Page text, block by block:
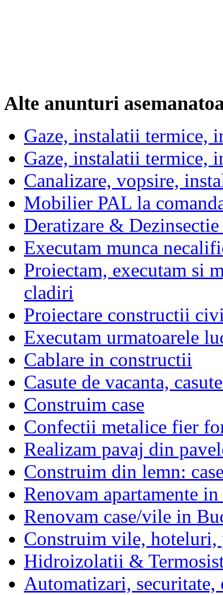
Alte anunturi
Gaze, instalatii termice,
Gaze, instalatii termice,
Canalizare, vopsire,
Mobilier PAL la
Deratizare &
Executam munca
Proiectam, executam si
cladiri
Proiectare constructii
Executam urmatoarele
Cablare in constructii
Casute de vacanta,
Construim case
Confectii metalice fier
Realizam pavaj din
Construim din lemn:
Renovam apartamente
Renovam case/vile in
Construim vile, hoteluri,
Hidroizolatii &
Automatizari,